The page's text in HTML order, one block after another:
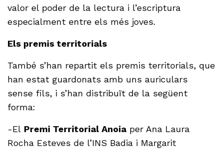
valor el poder de la lectura i l’escriptura
especialment entre els més joves.
Els premis territorials
També s’han repartit els premis territorials, que
han estat guardonats amb uns auriculars
sense fils, i s’han distribuït de la següent
forma:
-El Premi Territorial Anoia per Ana Laura
Rocha Esteves de l’INS Badia i Margarit